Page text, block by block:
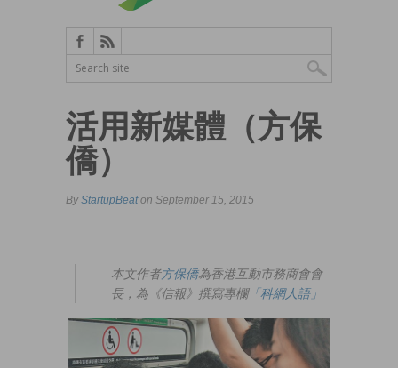
活用新媒體（方保
僑）
By StartupBeaton September 15, 2015
本文作者方保僑為香港互動市務商會會
長，為《信報》撰寫專欄「科網人語」